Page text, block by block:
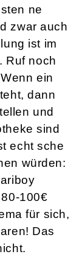
ne
zwar auch
ist im
Ruf noch
ein
dann
und
sind
echt sche
würden:
100€
für sich,
Das